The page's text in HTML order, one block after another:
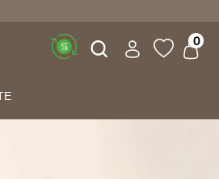
Buscar 0